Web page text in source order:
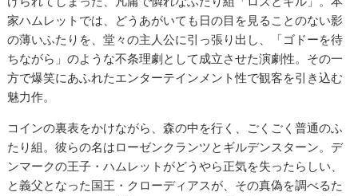
家ハムレットでは、どうあがいても日の目を見ることのない影
の薄いふたりを、堂々の主人公に引っ張り出し、「ゴドーを待
ちながら」のような不条理劇として成立させた演劇性。その一
方で爆笑にあふれたエンターテインメント性で観客を引き込む
魅力作。
コインの裏表をかけながら、森の中を行く、ごくごく普通のふ
たり組。彼らの名はローゼンクランツとギルデンスターン。デ
ンマークの王子・ハムレットがどうやら正気を失ったらしい、
と義父となった国王・クローディアスが、その真偽を調べるた